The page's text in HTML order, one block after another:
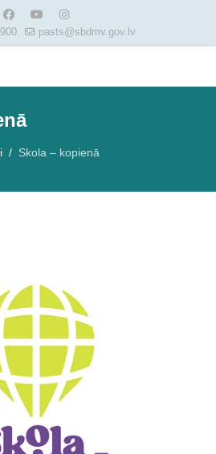
pasts@sbdmv.gov.lv
Skola ‒ kopienā